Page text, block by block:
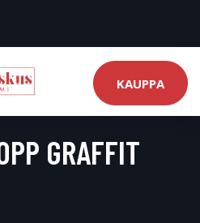
KAUPPA
GRAFFIT